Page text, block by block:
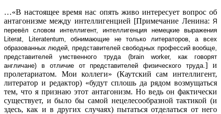
…«В настоящее время нас опять живо интересует вопрос об
антагонизме между интеллигенцией [Примечание Ленина: Я
перевёл словом интеллигент, интеллигенция немецкие выражения
Literat, Literatentum, обнимающие не только литераторов, а всех
образованных людей, представителей свободных профессий вообще,
представителей умственного труда (brain worker, как говорят
англичане) в отличие от представителей физического труда.] и
пролетариатом. Мои коллеги» (Каутский сам интеллигент,
литератор и редактор) «будут сплошь да рядом возмущаться
тем, что я признаю этот антагонизм. Но ведь он фактически
существует, и было бы самой нецелесообразной тактикой (и
здесь, как и в других случаях) пытаться отделаться от него